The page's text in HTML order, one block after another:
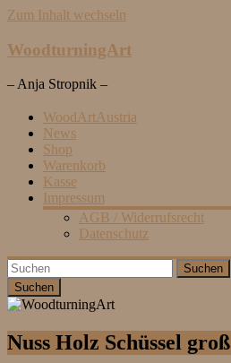
Zum Inhalt wechseln
WoodturningArt
– Anja Stropnik –
WoodArtAustria
News
Shop
Warenkorb
Kasse
Impressum
AGB / Widerrufsrecht
Datenschutz
Suchen
Nuss Holz Schüssel groß